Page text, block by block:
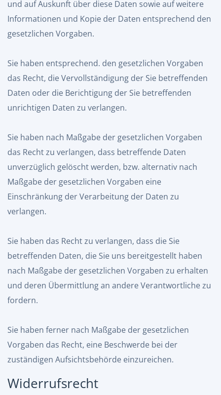
und auf Auskunft über diese Daten sowie auf weitere
Informationen und Kopie der Daten entsprechend den
gesetzlichen Vorgaben.
Sie haben entsprechend. den gesetzlichen Vorgaben
das Recht, die Vervollständigung der Sie betreffenden
Daten oder die Berichtigung der Sie betreffenden
unrichtigen Daten zu verlangen.
Sie haben nach Maßgabe der gesetzlichen Vorgaben
das Recht zu verlangen, dass betreffende Daten
unverzüglich gelöscht werden, bzw. alternativ nach
Maßgabe der gesetzlichen Vorgaben eine
Einschränkung der Verarbeitung der Daten zu
verlangen.
Sie haben das Recht zu verlangen, dass die Sie
betreffenden Daten, die Sie uns bereitgestellt haben
nach Maßgabe der gesetzlichen Vorgaben zu erhalten
und deren Übermittlung an andere Verantwortliche zu
fordern.
Sie haben ferner nach Maßgabe der gesetzlichen
Vorgaben das Recht, eine Beschwerde bei der
zuständigen Aufsichtsbehörde einzureichen.
Widerrufsrecht